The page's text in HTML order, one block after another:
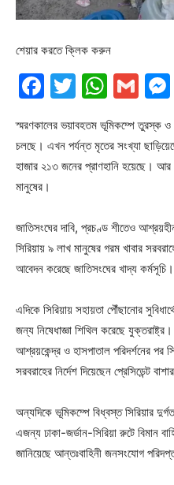
শেয়ার করতে ক্লিক করুন
Facebook
Twitter
স্মরণকালের ভয়াবহতম ভূমিকম্পে তুরস্ক ও
চলছে। এখন পর্যন্ত মৃতের সংখ্যা
হাজার ২১৩ জনের প্রাণহানি হয়েছে। আর
মানুষের।
জাতিসংঘের দাবি, প্রচণ্ড শীতেও
সিরিয়ায় ৯ লাখ মানুষের গরম খাবার
আবেদন করেছে জাতিসংঘের খাদ্য কর্মসূচি।
এদিকে সিরিয়ায় সহায়তা পৌঁছানোর
জন্য নিষেধাজ্ঞা শিথিল করেছে
আশ্রয়কেন্দ্র ও হাসপাতাল পরিদর্শনের পর
সরবরাহের নির্দেশ দিয়েছেন প্রেসিডেন্ট
অন্যদিকে ভূমিকম্পে বিধ্বস্ত সিরিয়ার
এজন্য ঢাকা-জর্ডান-সিরিয়া রুটে বিমান
জানিয়েছে আন্তঃবাহিনী জনসংযোগ